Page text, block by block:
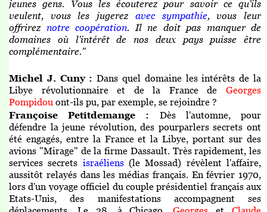
jeunes gens. Vous les écouterez pour savoir ce qu'ils
veulent, vous les jugerez avec sympathie, vous leur
offrirez notre coopération. Il ne doit pas manquer de
domaines où l'intérêt de nos deux pays puisse être
complémentaire."
Michel J. Cuny :Dans quel domaine les intérêts de la
Libye révolutionnaire et de la France de Georges
Pompidou ont-ils pu, par exemple, se rejoindre ?
Françoise Petitdemange : Dès l'automne, pour
défendre la jeune révolution, des pourparlers secrets ont
été engagés, entre la France et la Libye, portant sur des
avions "Mirage" de la firme Dassault. Très rapidement, les
services secrets israéliens(le Mossad) révèlent l'affaire,
aussitôt relayés dans les médias français. En février 1970,
lors d'un voyage officiel du couple présidentiel français aux
Etats-Unis, des manifestations accompagnent ses